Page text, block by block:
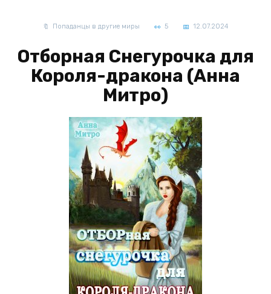
Попаданцы в другие миры 5 12.07.2024
Отборная Снегурочка для
Короля-дракона (Анна
Митро)